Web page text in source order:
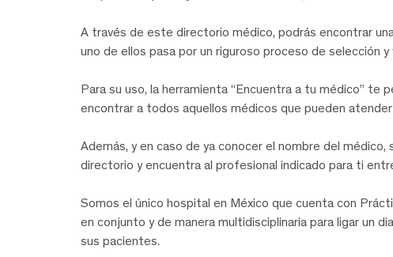
A través de este directorio médico, podrás encontrar
uno de ellos pasa por un riguroso proceso de selección
Para su uso, la herramienta “Encuentra a tu médico”
encontrar a todos aquellos médicos que pueden
Además, y en caso de ya conocer el nombre del
directorio y encuentra al profesional indicado para ti
Somos el único hospital en México que cuenta con
en conjunto y de manera multidisciplinaria para ligar un
sus pacientes.